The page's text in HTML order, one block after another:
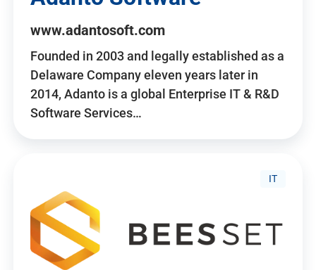
www.adantosoft.com
Founded in 2003 and legally established as a
Delaware Company eleven years later in
2014, Adanto is a global Enterprise IT & R&D
Software Services…
IT